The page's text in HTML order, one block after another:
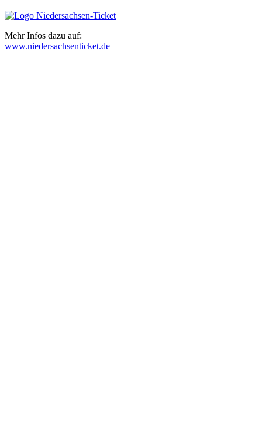
Mehr Infos dazu auf:
www.niedersachsenticket.de